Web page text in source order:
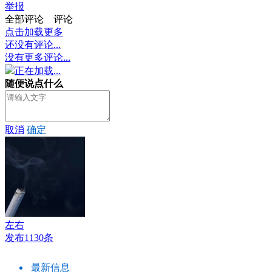
举报
全部评论
评论
点击加载更多
还没有评论...
没有更多评论...
正在加载...
随便说点什么
取消 确定
左右
发布1130条
最新信息